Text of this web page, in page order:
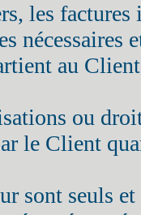
les
au
ou
le Client
sont seuls